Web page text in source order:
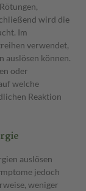
wird die
Im
verwendet,
auslösen können.
oder
welche
Reaktion
auslösen
jedoch
weniger